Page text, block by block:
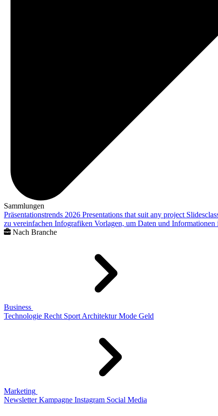
Sammlungen
Präsentationstrends 2026 Presentations that suit any project
zu vereinfachen Infografiken Vorlagen, um Daten und
Nach Branche
Business
Technologie Recht Sport Architektur Mode Geld
Marketing
Newsletter Kampagne Instagram Social Media